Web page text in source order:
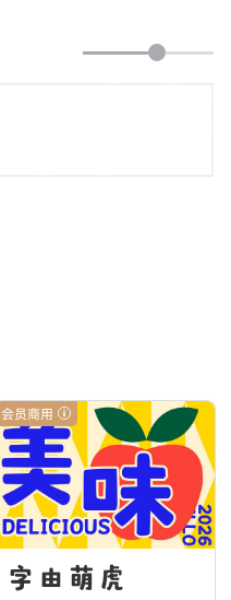
会员商用
字由萌虎